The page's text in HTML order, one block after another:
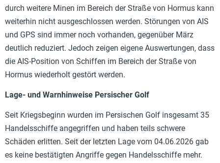
durch weitere Minen im Bereich der Straße von Hormus kann
weiterhin nicht ausgeschlossen werden. Störungen von AIS
und GPS sind immer noch vorhanden, gegenüber März
deutlich reduziert. Jedoch zeigen eigene Auswertungen, dass
die AIS-Position von Schiffen im Bereich der Straße von
Hormus wiederholt gestört werden.
Lage- und Warnhinweise Persischer Golf
Seit Kriegsbeginn wurden im Persischen Golf insgesamt 35
Handelsschiffe angegriffen und haben teils schwere
Schäden erlitten. Seit der letzten Lage vom 04.06.2026 gab
es keine bestätigten Angriffe gegen Handelsschiffe mehr.